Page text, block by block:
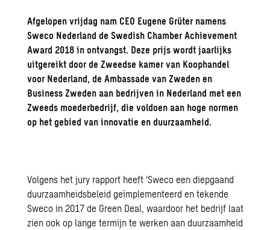
Afgelopen vrijdag nam CEO Eugene Grüter namens
Sweco Nederland de Swedish Chamber Achievement
Award 2018 in ontvangst. Deze prijs wordt jaarlijks
uitgereikt door de Zweedse kamer van Koophandel
voor Nederland, de Ambassade van Zweden en
Business Zweden aan bedrijven in Nederland met een
Zweeds moederbedrijf, die voldoen aan hoge normen
op het gebied van innovatie en duurzaamheid.
Volgens het jury rapport heeft ‘Sweco een diepgaand
duurzaamheidsbeleid geïmplementeerd en tekende
Sweco in 2017 de Green Deal, waardoor het bedrijf laat
zien ook op lange termijn te werken aan duurzaamheid